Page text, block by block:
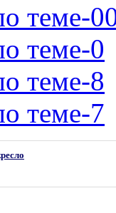
теме-
теме-0
теме-8
теме-7